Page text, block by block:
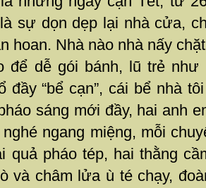
sự dọn dẹp lại nhà cửa,
hoan. Nhà nào nhà nấy
để dễ gói bánh, lũ trẻ
đầy “bể cạn”, cái bể nhà
sáng mới đầy, hai anh
ngang miệng, mỗi
quả pháo tép, hai thằng
và châm lửa ù té chạy,